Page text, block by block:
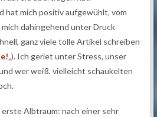
hat mich positiv aufgewühlt, vom
dahingehend unter Druck
ganz viele tolle Artikel schreiben
„). Ich geriet unter Stress, unser
wer weiß, vielleicht schaukelten
Albtraum: nach einer sehr